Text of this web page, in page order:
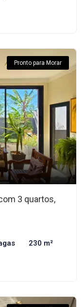
Pronto para Morar
3 quartos,
230 m²